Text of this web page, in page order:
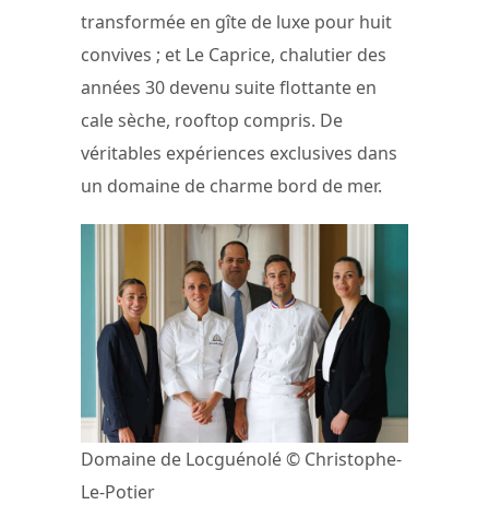
transformée en gîte de luxe pour huit
convives ; et Le Caprice, chalutier des
années 30 devenu suite flottante en
cale sèche, rooftop compris. De
véritables expériences exclusives dans
un domaine de charme bord de mer.
Domaine de Locguénolé © Christophe-
Le-Potier